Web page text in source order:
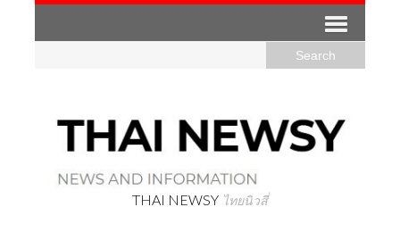
THAI NEWSY ไทยนิวสี่